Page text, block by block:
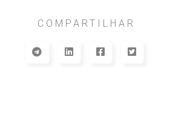
COMPARTILHAR